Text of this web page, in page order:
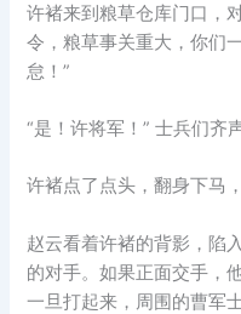
许褚来到粮草仓库门口，
令，粮草事关重大，你们
怠！”
“是！许将军！” 士兵们齐
许褚点了点头，翻身下马
赵云看着许褚的背影，陷
的对手。如果正面交手，
一旦打起来，周围的曹军